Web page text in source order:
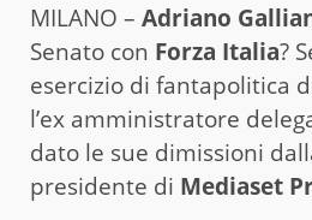
MILANO – Adriano
Senato con Forza Italia?
esercizio di fantapolitica
l’ex amministratore
dato le sue dimissioni
presidente di Mediaset